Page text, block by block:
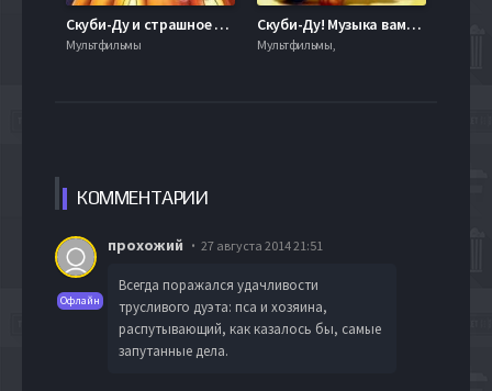
Скуби-Ду и страшное Пугало (2013)
Мультфильмы
Скуби-Ду! Музыка вампира (2012)
Мультфильмы,
КОММЕНТАРИИ
Офлайн
прохожий 27 августа 2014 21:51
Всегда поражался удачливости
трусливого дуэта: пса и хозяина,
распутывающий, как казалось бы, самые
запутанные дела.